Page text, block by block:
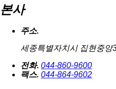
본사
주소.
세종특별자치시 집현중앙
전화. 044-860-9600
팩스. 044-864-9602